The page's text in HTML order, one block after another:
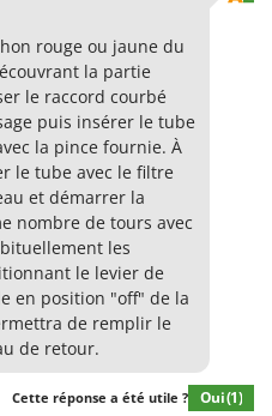
rouge ou jaune du
la partie
le raccord courbé
puis insérer le tube
la pince fournie. À
le tube avec le filtre
et démarrer la
nombre de tours avec
les
le levier de
en position "off" de la
de remplir le
de retour.
Cette réponse a été utile ? Oui(1)